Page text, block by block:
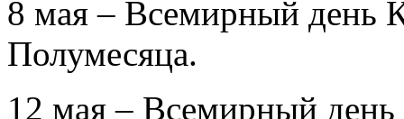
8 мая – Всемирный день
Полумесяца.
12 мая – Всемирный день